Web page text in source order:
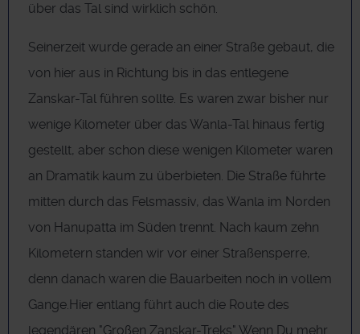
über das Tal sind wirklich schön.
Seinerzeit wurde gerade an einer Straße gebaut, die
von hier aus in Richtung bis in das entlegene
Zanskar-Tal führen sollte. Es waren zwar bisher nur
wenige Kilometer über das Wanla-Tal hinaus fertig
gestellt, aber schon diese wenigen Kilometer waren
an Dramatik kaum zu überbieten. Die Straße führte
mitten durch das Felsmassiv, das Wanla im Norden
von Hanupatta im Süden trennt. Nach kaum zehn
Kilometern standen wir vor einer Straßensperre,
denn danach waren die Bauarbeiten noch in vollem
Gange.Hier entlang führt auch die Route des
legendären "Großen Zanskar-Treks" Wenn Du mehr